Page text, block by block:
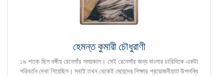
হেমন্ত কুমারী চৌধুরাণী
১৯ শতক ছিল বঙ্গীয় রেনেসাঁর সময়কাল। সেই রেনেসাঁর জন্য বাংলার চারিদিকে একটা
পরিবর্তন দেখা গিয়েছিল। সবাই তখন থেকেই মেয়েদের শিক্ষার প্রয়োজনীয়তা উপলব্ধি